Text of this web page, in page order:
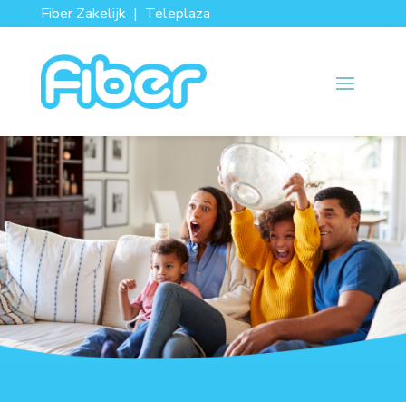
Fiber Zakelijk| Teleplaza